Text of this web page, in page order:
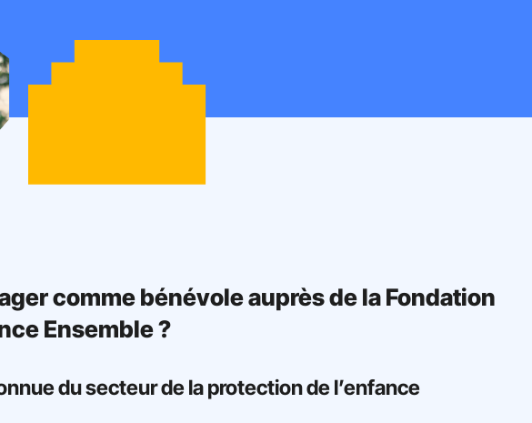
comme bénévole auprès de la Fondation
Ensemble ?
du secteur de la protection de l’enfance